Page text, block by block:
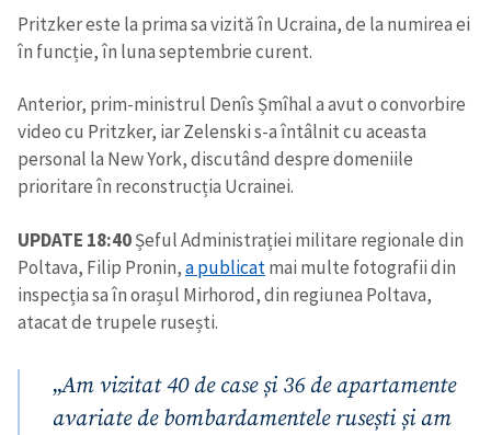
Pritzker este la prima sa vizită în Ucraina, de la numirea ei
în funcție, în luna septembrie curent.
Anterior, prim-ministrul Denîs Șmîhal a avut o convorbire
video cu Pritzker, iar Zelenski s-a întâlnit cu aceasta
personal la New York, discutând despre domeniile
prioritare în reconstrucția Ucrainei.
UPDATE 18:40Șeful Administrației militare regionale din
Poltava, Filip Pronin,a publicatmai multe fotografii din
inspecția sa în orașul Mirhorod, din regiunea Poltava,
atacat de trupele rusești.
„Am vizitat 40 de case și 36 de apartamente
avariate de bombardamentele rusești și am